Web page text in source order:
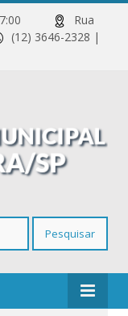
17:00
Rua
(12) 3646-2328 |